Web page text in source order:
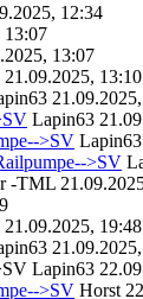
12:34
13:07
13:07
21.09.2025, 13:10
Lapin63
>SV Lapin63
>SV
-TML
21.09.2025, 19:48
Lapin63
>SV Horst